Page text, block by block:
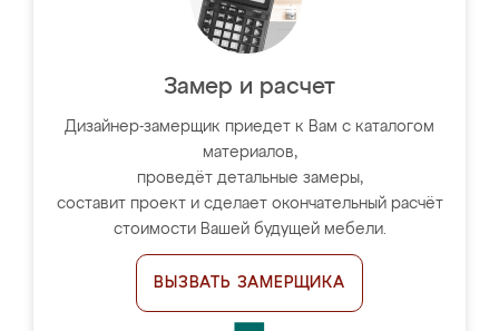
Замер и расчет
Дизайнер-замерщик приедет к Вам с каталогом
материалов,
проведёт детальные замеры,
составит проект и сделает окончательный расчёт
стоимости Вашей будущей мебели.
ВЫЗВАТЬ ЗАМЕРЩИКА